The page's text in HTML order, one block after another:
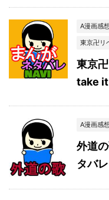
A漫画感
東京卍リ
東京
take it
A漫画感
外道
タバ